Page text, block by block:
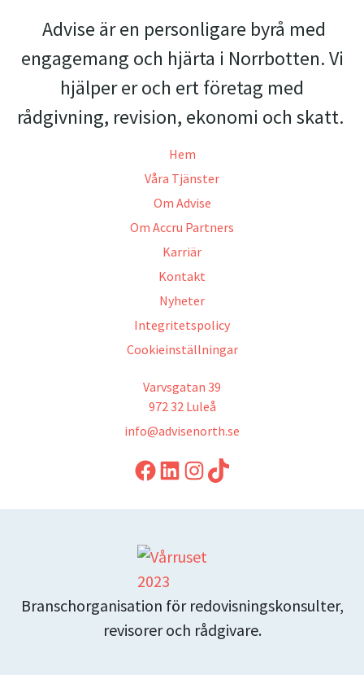
Advise är en personligare byrå med
engagemang och hjärta i Norrbotten. Vi
hjälper er och ert företag med
rådgivning, revision, ekonomi och skatt.
Hem
Våra Tjänster
Om Advise
Om Accru Partners
Karriär
Kontakt
Nyheter
Integritetspolicy
Cookieinställningar
Varvsgatan 39
972 32 Luleå
info@advisenorth.se
LinkedIn Instagram TikTok
Branschorganisation för redovisningskonsulter,
revisorer och rådgivare.